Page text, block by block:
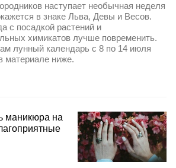
наступает необычная неделя
в знаке Льва, Девы и Весов.
с посадкой растений и
химикатов лучше повременить.
лунный календарь с 8 по 14 июля
материале ниже.
маникюра на